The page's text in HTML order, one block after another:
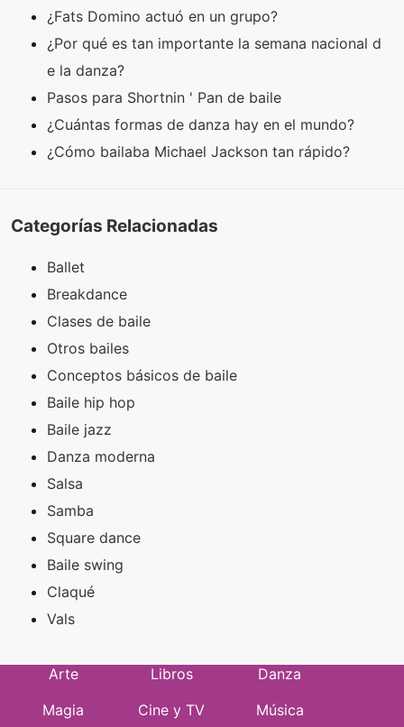
¿Fats Domino actuó en un grupo?
¿Por qué es tan importante la semana nacional d
e la danza?
Pasos para Shortnin ' Pan de baile
¿Cuántas formas de danza hay en el mundo?
¿Cómo bailaba Michael Jackson tan rápido?
Categorías Relacionadas
Ballet
Breakdance
Clases de baile
Otros bailes
Conceptos básicos de baile
Baile hip hop
Baile jazz
Danza moderna
Salsa
Samba
Square dance
Baile swing
Claqué
Vals
Arte Libros
Danza
Magia
Cine y TV Música